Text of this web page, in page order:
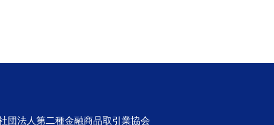
法人第二種金融商品取引業協会